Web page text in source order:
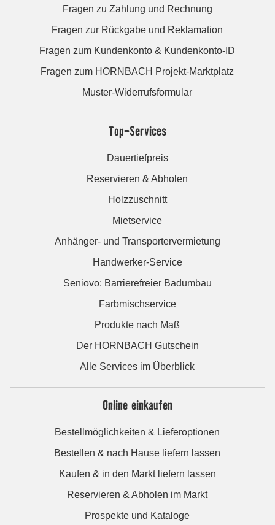
Fragen zu Zahlung und Rechnung
Fragen zur Rückgabe und Reklamation
Fragen zum Kundenkonto & Kundenkonto-ID
Fragen zum HORNBACH Projekt-Marktplatz
Muster-Widerrufsformular
Top-Services
Dauertiefpreis
Reservieren & Abholen
Holzzuschnitt
Mietservice
Anhänger- und Transportervermietung
Handwerker-Service
Seniovo: Barrierefreier Badumbau
Farbmischservice
Produkte nach Maß
Der HORNBACH Gutschein
Alle Services im Überblick
Online einkaufen
Bestellmöglichkeiten & Lieferoptionen
Bestellen & nach Hause liefern lassen
Kaufen & in den Markt liefern lassen
Reservieren & Abholen im Markt
Prospekte und Kataloge